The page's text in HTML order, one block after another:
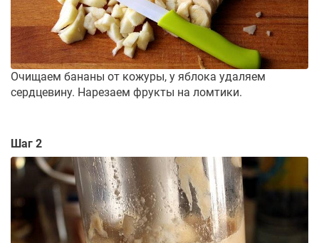
Очищаем бананы от кожуры, у яблока удаляем
сердцевину. Нарезаем фрукты на ломтики.
Шаг 2